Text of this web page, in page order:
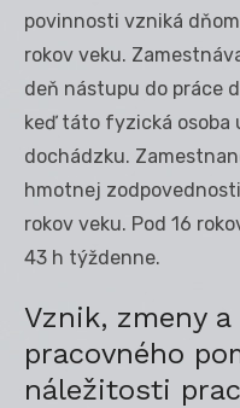
povinnosti vzniká
rokov veku.
deň nástupu do práce
keď táto fyzická osoba
dochádzku.
hmotnej
rokov veku. Pod 16
43 h týždenne.
Vznik, zmeny
pracovného
náležitosti